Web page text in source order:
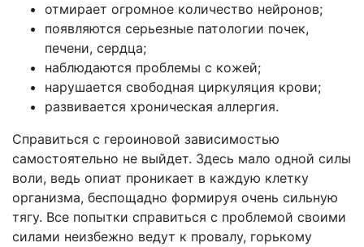
отмирает огромное количество нейронов;
появляются серьезные патологии почек,
печени, сердца;
наблюдаются проблемы с кожей;
нарушается свободная циркуляция крови;
развивается хроническая аллергия.
Справиться с героиновой зависимостью
самостоятельно не выйдет. Здесь мало одной силы
воли, ведь опиат проникает в каждую клетку
организма, беспощадно формируя очень сильную
тягу. Все попытки справиться с проблемой своими
силами неизбежно ведут к провалу, горькому